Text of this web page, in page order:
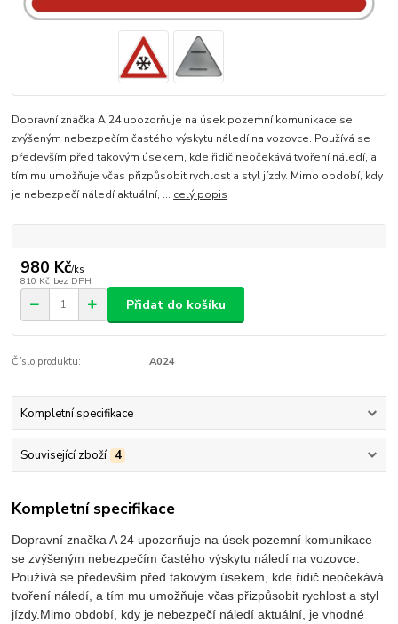
Dopravní značka A 24 upozorňuje na úsek pozemní komunikace se
zvýšeným nebezpečím častého výskytu náledí na vozovce. Používá se
především před takovým úsekem, kde řidič neočekává tvoření náledí, a
tím mu umožňuje včas přizpůsobit rychlost a styl jízdy. Mimo období, kdy
je nebezpečí náledí aktuální, ... celý popis
980 Kč/ks
810 Kč bez DPH
Přidat do košíku
Číslo produktu: A024
Kompletní specifikace
Související zboží 4
Kompletní specifikace
Dopravní značka A 24 upozorňuje na úsek pozemní komunikace
se zvýšeným nebezpečím častého výskytu náledí na vozovce.
Používá se především před takovým úsekem, kde řidič neočekává
tvoření náledí, a tím mu umožňuje včas přizpůsobit rychlost a styl
jízdy.Mimo období, kdy je nebezpečí náledí aktuální, je vhodné